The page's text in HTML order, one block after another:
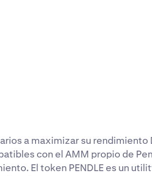
a maximizar su rendimiento
con el AMM propio de
El token PENDLE es un